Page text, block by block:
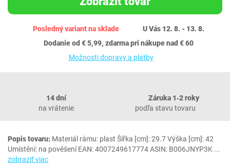
Posledný variant na sklade
U Vás 12. 8. - 13. 8.
Dodanie od € 5,99, zdarma pri nákupe nad € 60
Možnosti dopravy a platby
14 dní
na vrátenie
Záruka 1‐2 roky
podľa stavu tovaru
Popis tovaru: Materiál rámu: plast Šířka [cm]: 29.7 Výška [cm]: 42
Umístění: na pověšení EAN: 4007249617774 ASIN: B006JNYP3K ...
zobraziť viac